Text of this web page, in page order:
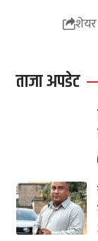
शेयर
ताजा अपडेट